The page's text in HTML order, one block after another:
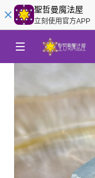
聖哲曼魔法屋
立刻使用官方APP